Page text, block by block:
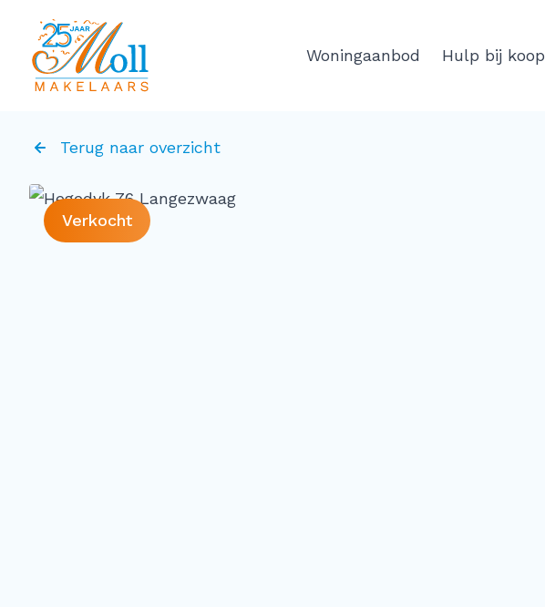
Woningaanbod Hulp bij koop
Terug naar overzicht
Verkocht